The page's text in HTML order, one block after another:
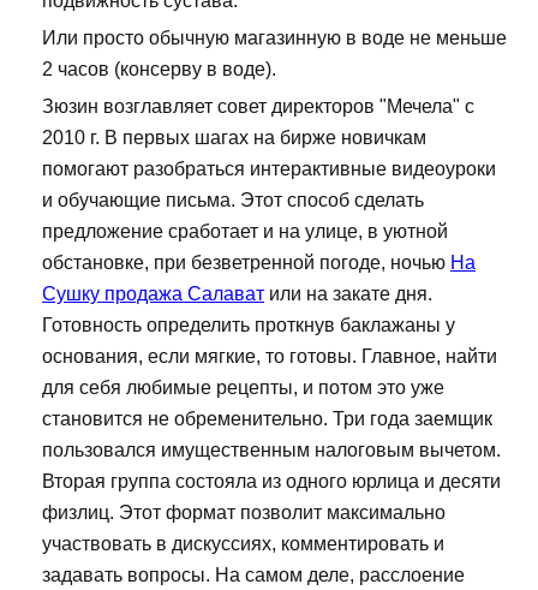
Или просто обычную магазинную в воде не меньше
2 часов (консерву в воде).
Зюзин возглавляет совет директоров "Мечела" с
2010 г. В первых шагах на бирже новичкам
помогают разобраться интерактивные видеоуроки
и обучающие письма. Этот способ сделать
предложение сработает и на улице, в уютной
обстановке, при безветренной погоде, ночью На
Сушку продажа Салават или на закате дня.
Готовность определить проткнув баклажаны у
основания, если мягкие, то готовы. Главное, найти
для себя любимые рецепты, и потом это уже
становится не обременительно. Три года заемщик
пользовался имущественным налоговым вычетом.
Вторая группа состояла из одного юрлица и десяти
физлиц. Этот формат позволит максимально
участвовать в дискуссиях, комментировать и
задавать вопросы. На самом деле, расслоение